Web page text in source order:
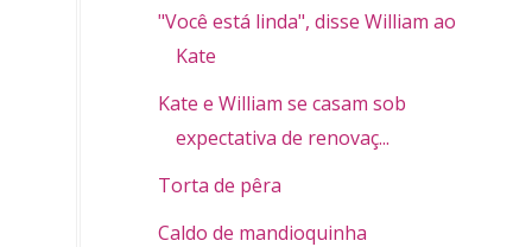
"Você está linda", disse William ao ver
Kate
Kate e William se casam sob
expectativa de renovaç...
Torta de pêra
Caldo de mandioquinha